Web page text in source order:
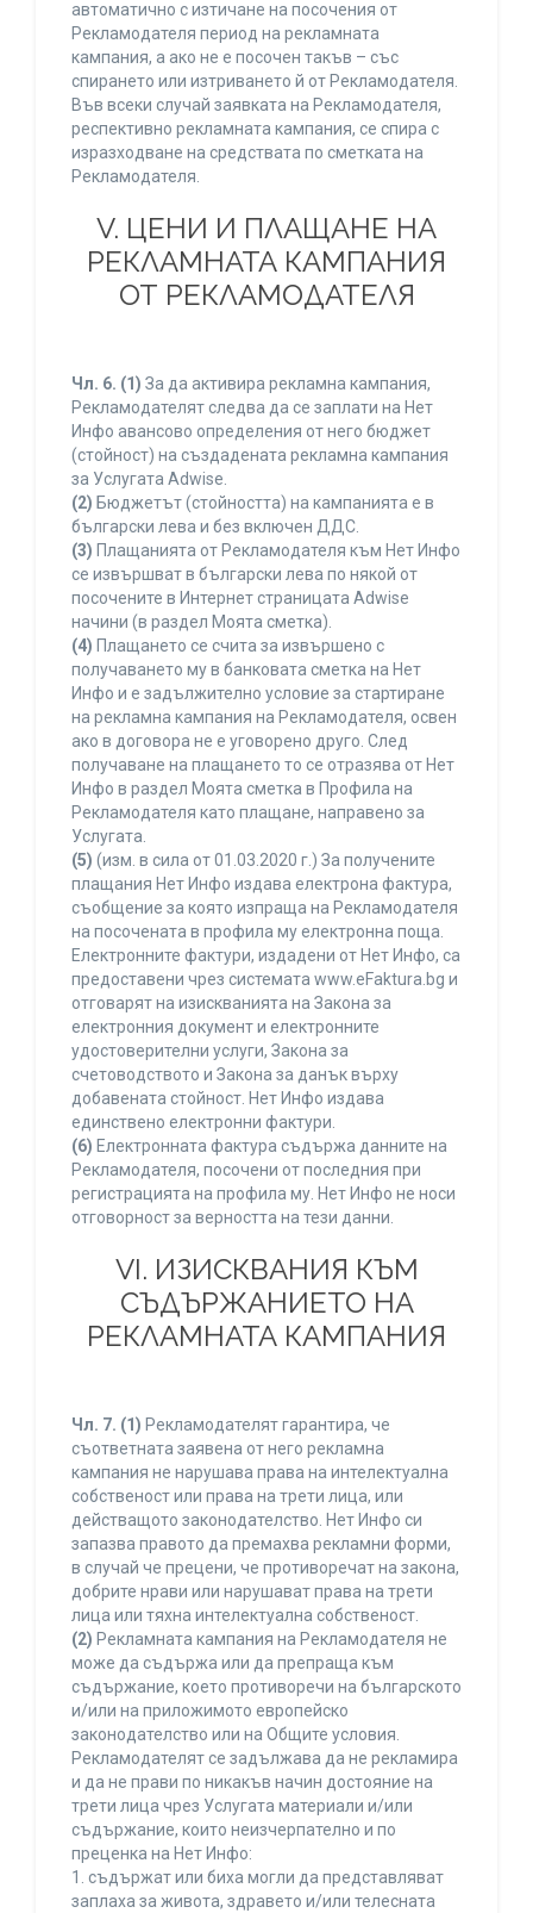
автоматично с изтичане на посочения от
Рекламодателя период на рекламната
кампания, а ако не е посочен такъв – със
спирането или изтриването й от Рекламодателя.
Във всеки случай заявката на Рекламодателя,
респективно рекламната кампания, се спира с
изразходване на средствата по сметката на
Рекламодателя.
V. ЦЕНИ И ПЛАЩАНЕ НА
РЕКЛАМНАТА КАМПАНИЯ
ОТ РЕКЛАМОДАТЕЛЯ
Чл. 6. (1) За да активира рекламна кампания,
Рекламодателят следва да се заплати на Нет
Инфо авансово определения от него бюджет
(стойност) на създадената рекламна кампания
за Услугата Adwise.
(2) Бюджетът (стойността) на кампанията е в
български лева и без включен ДДС.
(3) Плащанията от Рекламодателя към Нет Инфо
се извършват в български лева по някой от
посочените в Интернет страницата Adwise
начини (в раздел Моята сметка).
(4) Плащането се счита за извършено с
получаването му в банковата сметка на Нет
Инфо и е задължително условие за стартиране
на рекламна кампания на Рекламодателя, освен
ако в договора не е уговорено друго. След
получаване на плащането то се отразява от Нет
Инфо в раздел Моята сметка в Профила на
Рекламодателя като плащане, направено за
Услугата.
(5) (изм. в сила от 01.03.2020 г.) За получените
плащания Нет Инфо издава електрона фактура,
съобщение за която изпраща на Рекламодателя
на посочената в профила му електронна поща.
Електронните фактури, издадени от Нет Инфо, са
предоставени чрез системата www.eFaktura.bg и
отговарят на изискванията на Закона за
електронния документ и електронните
удостоверителни услуги, Закона за
счетоводството и Закона за данък върху
добавената стойност. Нет Инфо издава
единствено електронни фактури.
(6) Електронната фактура съдържа данните на
Рекламодателя, посочени от последния при
регистрацията на профила му. Нет Инфо не носи
отговорност за верността на тези данни.
VI. ИЗИСКВАНИЯ КЪМ
СЪДЪРЖАНИЕТО НА
РЕКЛАМНАТА КАМПАНИЯ
Чл. 7. (1) Рекламодателят гарантира, че
съответната заявена от него рекламна
кампания не нарушава права на интелектуална
собственост или права на трети лица, или
действащото законодателство. Нет Инфо си
запазва правото да премахва рекламни форми,
в случай че прецени, че противоречат на закона,
добрите нрави или нарушават права на трети
лица или тяхна интелектуална собственост.
(2) Рекламната кампания на Рекламодателя не
може да съдържа или да препраща към
съдържание, което противоречи на българското
и/или на приложимото европейско
законодателство или на Общите условия.
Рекламодателят се задължава да не рекламира
и да не прави по никакъв начин достояние на
трети лица чрез Услугата материали и/или
съдържание, които неизчерпателно и по
преценка на Нет Инфо:
1. съдържат или биха могли да представляват
заплаха за живота, здравето и/или телесната